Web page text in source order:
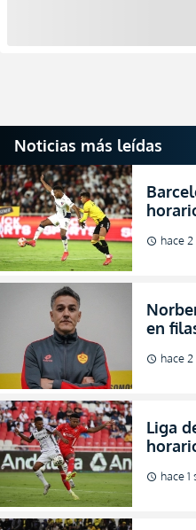
Noticias más leídas
VIVO
2026
schedule hace
en
de
schedule hace
Liga
Copa
schedule hace 1